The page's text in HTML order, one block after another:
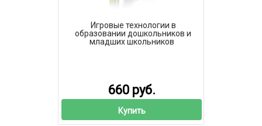
Игровые технологии в
образовании дошкольников и
младших школьников
660 руб.
Купить